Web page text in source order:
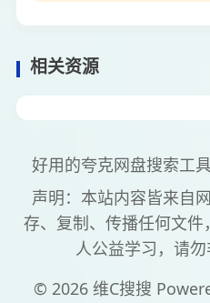
相关资源
好用的夸克网盘搜索工
声明：本站内容皆来自
存、复制、传播任何文
人公益学习，请勿
© 2026 维C搜搜